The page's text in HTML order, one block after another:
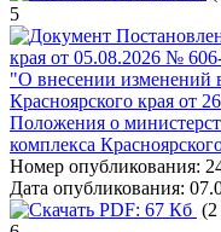
5
края от 05.08.2026 №
"О внесении изменений
Красноярского края от
Положения о
комплекса
Номер опубликования:
Дата опубликования:
PDF: 67 Кб (2